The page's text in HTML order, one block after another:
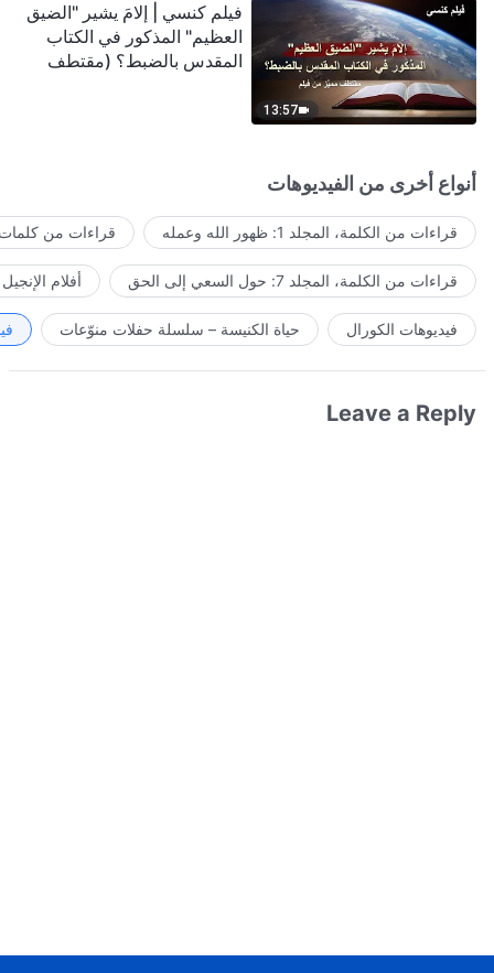
13:57
فيلم كنسي | إلامَ يشير "الضيق
العظيم" المذكور في الكتاب
المقدس بالضبط؟ (مقتطف
أنواع أخرى من الفيديوهات
قراءات من الكلمة، المجلد 1: ظهور الله وعمله قراءات من كلمات
قراءات من الكلمة، المجلد 7: حول السعي إلى الحق أفلام الإنجيل
فيديوهات الكورال حياة الكنيسة – سلسلة حفلات منوّعات
Leave a Reply